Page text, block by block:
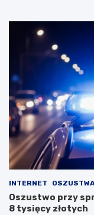
INTERNET
Oszustwo przy
8 tysięcy złotych